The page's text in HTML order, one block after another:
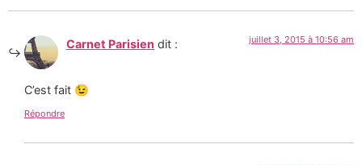
Carnet Parisien dit : juillet 3, 2015 à 10:56 am
C’est fait 😉
Répondre